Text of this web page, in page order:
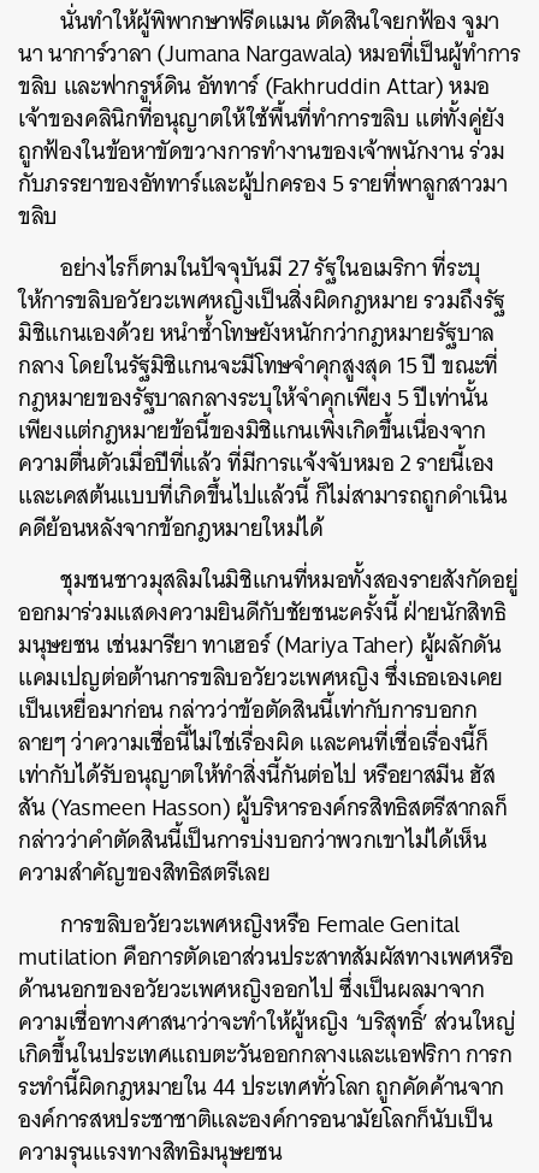
นั่นทำให้ผู้พิพากษาฟรีดแมน ตัดสินใจยกฟ้อง จูมา
นา นาการ์วาลา (Jumana Nargawala) หมอที่เป็นผู้ทำการ
ขลิบ และฟากรูห์ดิน อัททาร์ (Fakhruddin Attar) หมอ
เจ้าของคลินิกที่อนุญาตให้ใช้พื้นที่ทำการขลิบ แต่ทั้งคู่ยัง
ถูกฟ้องในข้อหาขัดขวางการทำงานของเจ้าพนักงาน ร่วม
กับภรรยาของอัททาร์และผู้ปกครอง 5 รายที่พาลูกสาวมา
ขลิบ
อย่างไรก็ตามในปัจจุบันมี 27 รัฐในอเมริกา ที่ระบุ
ให้การขลิบอวัยวะเพศหญิงเป็นสิ่งผิดกฎหมาย รวมถึงรัฐ
มิชิแกนเองด้วย หนำซ้ำโทษยังหนักกว่ากฎหมายรัฐบาล
กลาง โดยในรัฐมิชิแกนจะมีโทษจำคุกสูงสุด 15 ปี ขณะที่
กฎหมายของรัฐบาลกลางระบุให้จำคุกเพียง 5 ปีเท่านั้น
เพียงแต่กฎหมายข้อนี้ของมิชิแกนเพิ่งเกิดขึ้นเนื่องจาก
ความตื่นตัวเมื่อปีที่แล้ว ที่มีการแจ้งจับหมอ 2 รายนี้เอง
และเคสต้นแบบที่เกิดขึ้นไปแล้วนี้ ก็ไม่สามารถถูกดำเนิน
คดีย้อนหลังจากข้อกฎหมายใหม่ได้
ชุมชนชาวมุสลิมในมิชิแกนที่หมอทั้งสองรายสังกัดอยู่
ออกมาร่วมแสดงความยินดีกับชัยชนะครั้งนี้ ฝ่ายนักสิทธิ
มนุษยชน เช่นมารียา ทาเฮอร์ (Mariya Taher) ผู้ผลักดัน
แคมเปญต่อต้านการขลิบอวัยวะเพศหญิง ซึ่งเธอเองเคย
เป็นเหยื่อมาก่อน กล่าวว่าข้อตัดสินนี้เท่ากับการบอกก
ลายๆ ว่าความเชื่อนี้ไม่ใช่เรื่องผิด และคนที่เชื่อเรื่องนี้ก็
เท่ากับได้รับอนุญาตให้ทำสิ่งนี้กันต่อไป หรือยาสมีน ฮัส
สัน (Yasmeen Hasson) ผู้บริหารองค์กรสิทธิสตรีสากลก็
กล่าวว่าคำตัดสินนี้เป็นการบ่งบอกว่าพวกเขาไม่ได้เห็น
ความสำคัญของสิทธิสตรีเลย
การขลิบอวัยวะเพศหญิงหรือ Female Genital
mutilation คือการตัดเอาส่วนประสาทสัมผัสทางเพศหรือ
ด้านนอกของอวัยวะเพศหญิงออกไป ซึ่งเป็นผลมาจาก
ความเชื่อทางศาสนาว่าจะทำให้ผู้หญิง ‘บริสุทธิ์’ ส่วนใหญ่
เกิดขึ้นในประเทศแถบตะวันออกกลางและแอฟริกา การก
ระทำนี้ผิดกฎหมายใน 44 ประเทศทั่วโลก ถูกคัดค้านจาก
องค์การสหประชาชาติและองค์การอนามัยโลกก็นับเป็น
ความรุนแรงทางสิทธิมนุษยชน
ค้นหา
SHARE TWEET LINE EMAIL